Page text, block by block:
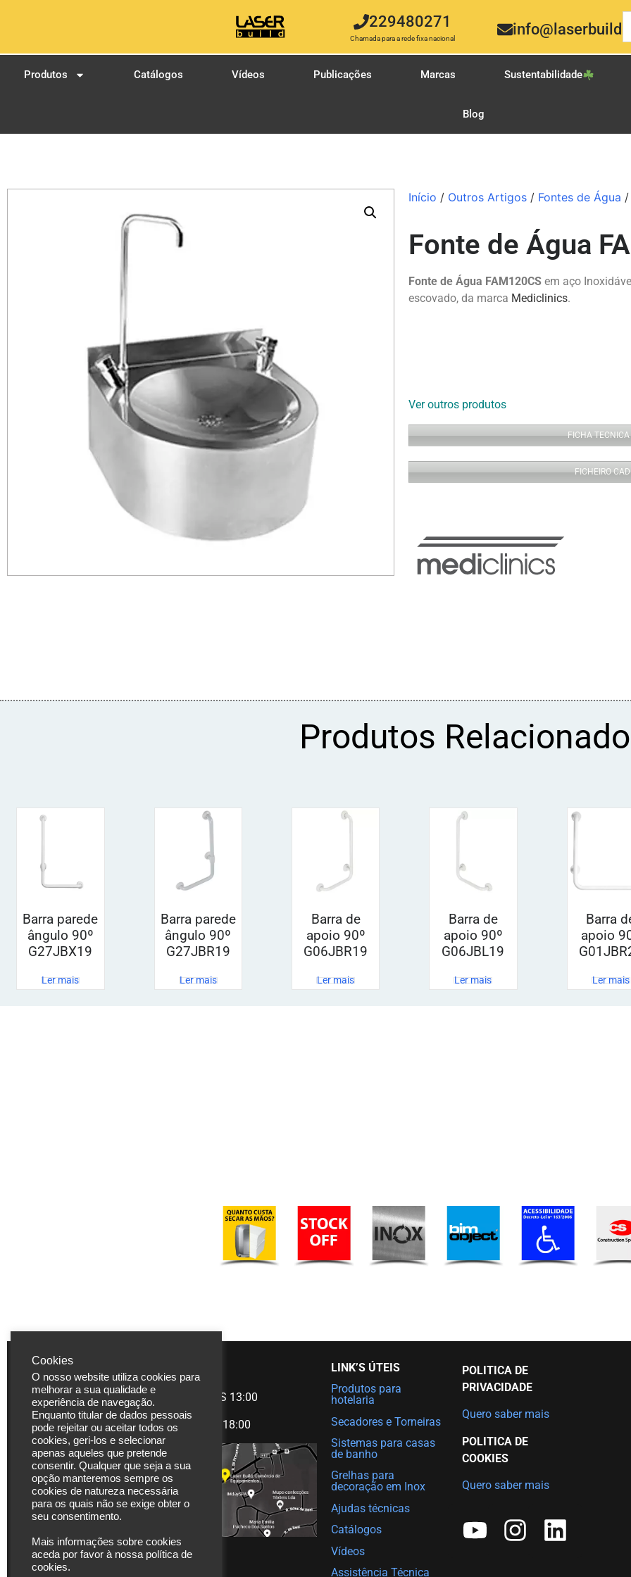
229480271
Chamada para a rede fixa nacional
Produtos Catálogos Vídeos Publicações Marcas Sustentabilidade
Blog
Início / Outros Artigos / Fontes de Água /
Fonte de Água
Fonte de Água FAM120CS em aço
escovado, da marca Mediclinics.
Ver outros produtos
FICHA TECNICA
FICHEIRO CAD
Produtos
Barra parede
ângulo 90º
G27JBX19
Ler mais
Barra parede
ângulo 90º
G27JBR19
Ler mais
Barra de
apoio 90º
G06JBR19
Ler mais
Barra de
apoio 90º
G06JBL19
Ler mais
Barra
apoio
Ler mais
LASERBUILD
Rua Coronel Carlos
Moreira, 825
4470-580 Moreira |
Maia
Portugal
Tel. (+351) 229 480
271
272
*chamada para rede
HORÁRIO
Manhã 09:00 àS 13:00
Tarde14:00 às 18:00
LINK’S ÚTEIS
Produtos para
hotelaria
Secadores e Torneiras
Sistemas para casas
de banho
Grelhas para
decoração em Inox
Ajudas técnicas
Catálogos
Vídeos
Assistência Técnica
POLITICA DE
PRIVACIDADE
Quero saber mais
POLITICA DE
COOKIES
Quero saber mais
Cookies
O nosso website utiliza cookies para
melhorar a sua qualidade e
experiência de navegação.
Enquanto titular de dados pessoais
pode rejeitar ou aceitar todos os
cookies, geri-los e selecionar
apenas aqueles que pretende
consentir. Qualquer que seja a sua
opção manteremos sempre os
cookies de natureza necessária
para os quais não se exige obter o
seu consentimento.
Mais informações sobre cookies
aceda por favor à nossa política de
cookies.